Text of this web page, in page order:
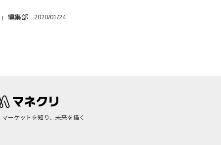
編集部 2020/01/24
ーケットを知り、未来を描く